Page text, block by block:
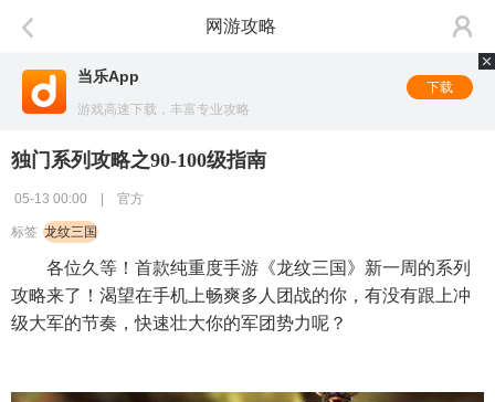
网游攻略
当乐App
游戏高速下载，丰富专业攻略
下载
独门系列攻略之90-100级指南
05-13 00:00 | 官方
标签 龙纹三国
各位久等！首款纯重度手游《龙纹三国》新一周的系列
攻略来了！渴望在手机上畅爽多人团战的你，有没有跟上冲
级大军的节奏，快速壮大你的军团势力呢？